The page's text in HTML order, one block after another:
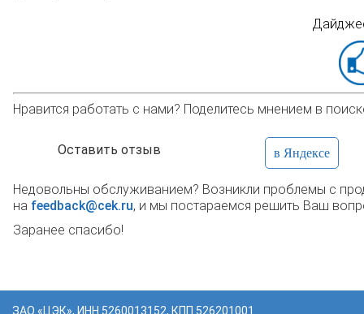
Нравится работать с нами? Поделитесь мнением в
Оставить отзыв в Яндексе
Недовольны обслуживанием? Возникли проблемы с
на feedback@cek.ru, и мы постараемся решить Ваш
Заранее спасибо!
ЗАО «ЦЭК», ИНН 5260013152, КПП 526201001